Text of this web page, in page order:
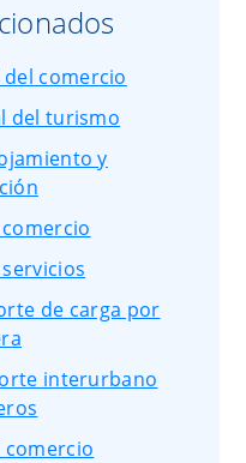
comercio
del turismo
y
de carga por
interurbano